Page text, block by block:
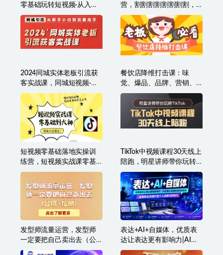
零基础玩转短视频·从入门
到精通
营，割割割割割割割割，
自媒体心法+实操全套流程
2024同城实体老板引流获
客实战课，同城短视频·同
城直播·实体店投放·问题答
疑
餐饮店降维打击课：味
觉、爆品、品牌、营销、
赚钱（17节高清课）
短视频零基础落地实操训
练营，短视频实战课零基
础到大神
TikTok中视频课程30天线上
陪跑，明星讲师带你玩转
TikTok
发型师流量运营，发型师
一定要把自己卖出去（公
域+私城）
表达+AI+自媒体，优质表
达让表达更有影响力|AI实
操从思路到落地的实战|自